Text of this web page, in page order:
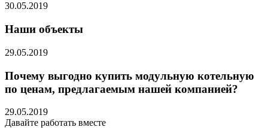
30.05.2019
Наши объекты
29.05.2019
Почему выгодно купить модульную котельную
по ценам, предлагаемым нашей компанией?
29.05.2019
Давайте работать вместе